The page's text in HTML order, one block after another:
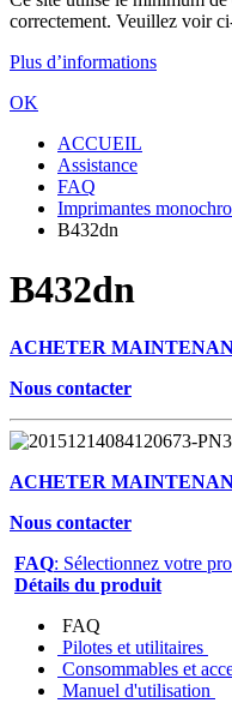
correctement. Veuillez voir
Plus d’informations
OK
ACCUEIL
Assistance
FAQ
Imprimantes
B432dn
B432dn
ACHETER
Nous contacter
ACHETER
Nous contacter
FAQ: Sélectionnez votre
Détails du produit
FAQ
Pilotes et utilitaires
Consommables et
Manuel d'utilisation